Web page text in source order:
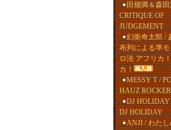
田畑満＆森
CRITIQUE OF
JUDGEMENT
幻衛奇太郎 /
布列による準
ロ法 アフリカ
カ！
MESSY T /
HAUZ
DJ HOLIDAY
DJ HOLIDAY
ANJI / わた